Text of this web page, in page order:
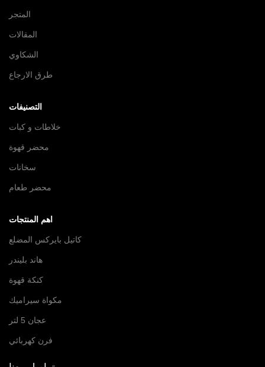
المتجر
المقالات
الشكاوي
طرق الارجاع
التصنيفات
خلاطات و كبات
محضر قهوة
سخانات
محضر طعام
اهم المنتجات
كاتيل بايركس المضلع
هاند بليندر
كنكة قهوة
مكواة سيراميك
عجان 5 لتر
فرن كهربائي